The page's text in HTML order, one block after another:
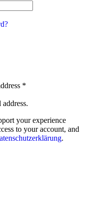
*
your experience
to your account, and
.